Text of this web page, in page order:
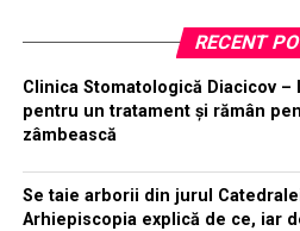
RECENT
Clinica Stomatologică Diacicov
pentru un tratament și rămân
zâmbească
Se taie arborii din jurul
Arhiepiscopia explică de ce, iar